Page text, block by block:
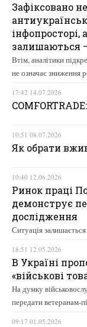
Зафіксовано
інфопросторі,
залишаються
Втім, аналітики
не означає зниження
17:42 14.07.2026
10:51 08.07.2026
Як обрати
10:40 12.06.2026
Ринок праці
демонструє
дослідження
Ситуація
18:51 12.05.2026
В Україні
«військові
На думку
передати ветеранам-
09:17 01.05.2026